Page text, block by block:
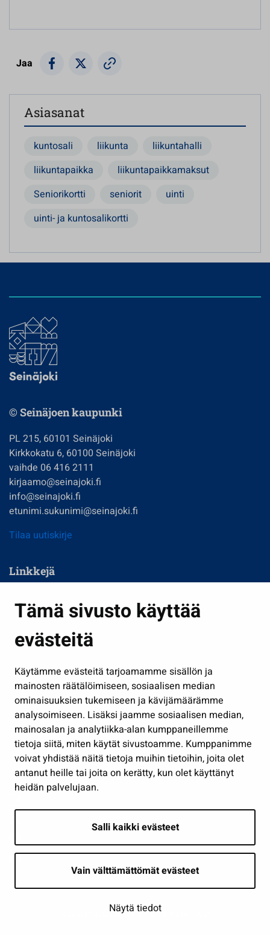
Tämä sivusto käyttää
evästeitä
Käytämme evästeitä tarjoamamme sisällön ja
mainosten räätälöimiseen, sosiaalisen median
ominaisuuksien tukemiseen ja kävijämäärämme
analysoimiseen. Lisäksi jaamme sosiaalisen median,
mainosalan ja analytiikka-alan kumppaneillemme
tietoja siitä, miten käytät sivustoamme. Kumppanimme
voivat yhdistää näitä tietoja muihin tietoihin, joita olet
antanut heille tai joita on kerätty, kun olet käyttänyt
heidän palvelujaan.
Salli kaikki evästeet
Vain välttämättömät evästeet
Näytä tiedot
Jaa
Asiasanat
kuntosali liikunta
liikuntahalli
liikuntapaikka
liikuntapaikkamaksut
Seniorikortti
seniorit
uinti
uinti- ja kuntosalikortti
© Seinäjoen kaupunki
PL 215, 60101 Seinäjoki
Kirkkokatu 6, 60100 Seinäjoki
vaihde 06 416 2111
kirjaamo@seinajoki.fi
info@seinajoki.fi
etunimi.sukunimi@seinajoki.fi
Tilaa uutiskirje
Linkkejä
Kasvatus ja opetus
Kulttuuri ja liikunta
Työ ja yrittäminen
Osallistu ja asioi
Näytä omat evästeasetukseni
Seuraa meitä
Saavutettavuusseloste | © Seinäjoki 2026